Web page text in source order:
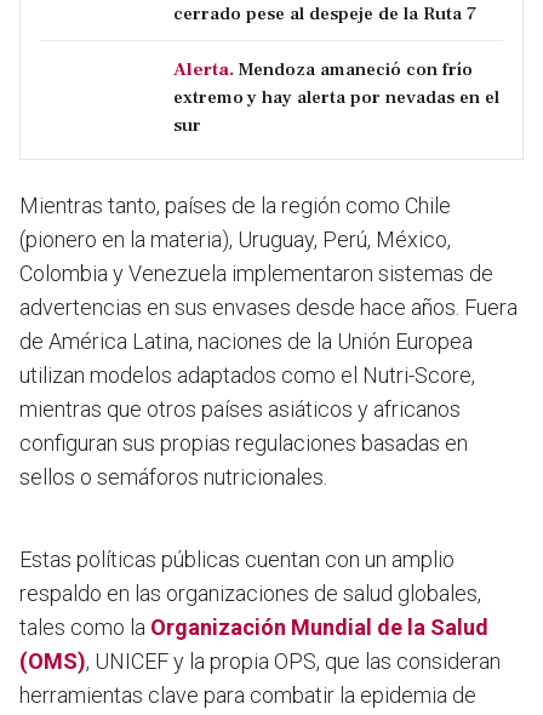
cerrado pese al despeje de la Ruta 7
Alerta. Mendoza amaneció con frío
extremo y hay alerta por nevadas en el
sur
Mientras tanto, países de la región como Chile
(pionero en la materia), Uruguay, Perú, México,
Colombia y Venezuela implementaron sistemas de
advertencias en sus envases desde hace años. Fuera
de América Latina, naciones de la Unión Europea
utilizan modelos adaptados como el Nutri-Score,
mientras que otros países asiáticos y africanos
configuran sus propias regulaciones basadas en
sellos o semáforos nutricionales.
Estas políticas públicas cuentan con un amplio
respaldo en las organizaciones de salud globales,
tales como la Organización Mundial de la Salud
(OMS), UNICEF y la propia OPS, que las consideran
herramientas clave para combatir la epidemia de